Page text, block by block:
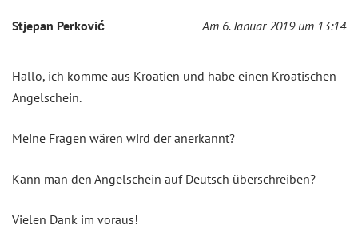
Stjepan Perković Am 6. Januar 2019 um 13:14
Hallo, ich komme aus Kroatien und habe einen Kroatischen
Angelschein.
Meine Fragen wären wird der anerkannt?
Kann man den Angelschein auf Deutsch überschreiben?
Vielen Dank im voraus!